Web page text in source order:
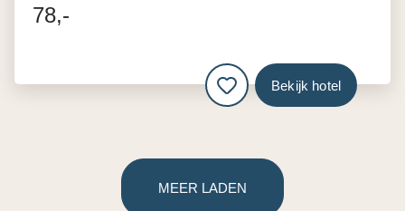
78,-
Bekijk hotel
MEER LADEN